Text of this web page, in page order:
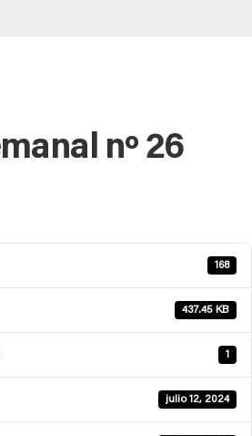
nº 26
168
437.45 KB
1
julio 12, 2024